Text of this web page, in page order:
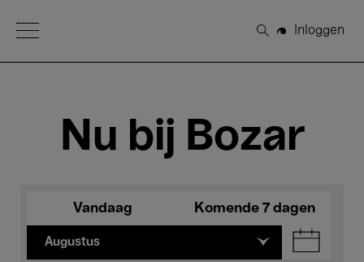
Open Menu
Zoeken
Inloggen
Nu bij Bozar
Vandaag Komende 7 dagen
Augustus